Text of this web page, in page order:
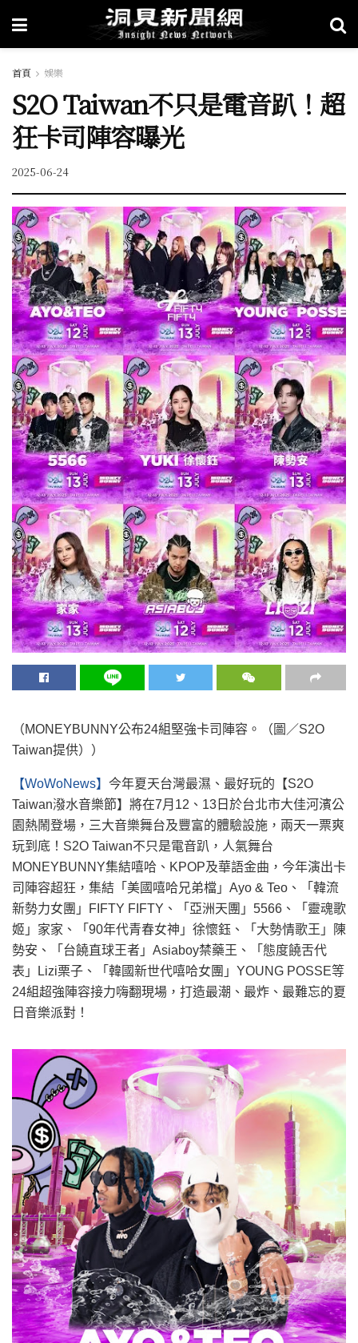
首頁 娛樂
S2O Taiwan不只是電音趴！超
狂卡司陣容曝光
2025-06-24
（MONEYBUNNY公布24組堅強卡司陣容。（圖／S2O
Taiwan提供））
【WoWoNews】 今年夏天台灣最濕、最好玩的【S2O
Taiwan潑水音樂節】將在7月12、13日於台北市大佳河濱公
園熱鬧登場，三大音樂舞台及豐富的體驗設施，兩天一票爽
玩到底！S2O Taiwan不只是電音趴，人氣舞台
MONEYBUNNY集結嘻哈、KPOP及華語金曲，今年演出卡
司陣容超狂，集結「美國嘻哈兄弟檔」Ayo & Teo、「韓流
新勢力女團」FIFTY FIFTY、「亞洲天團」5566、「靈魂歌
姬」家家、「90年代青春女神」徐懷鈺、「大勢情歌王」陳
勢安、「台饒直球王者」Asiaboy禁藥王、「態度饒舌代
表」Lizi栗子、「韓國新世代嘻哈女團」YOUNG POSSE等
24組超強陣容接力嗨翻現場，打造最潮、最炸、最難忘的夏
日音樂派對！